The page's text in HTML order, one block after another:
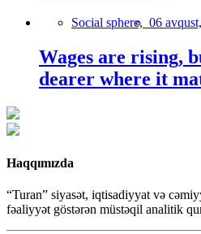
Social sphere, 06
Wages are rising,
dearer where it
Haqqımızda
“Turan” siyasət, iqtisadiyyat və
fəaliyyət göstərən müstəqil analitik